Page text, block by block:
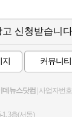
신청받습니
커뮤니티
데뉴스닷컴 | 사업자번
3층(서동)